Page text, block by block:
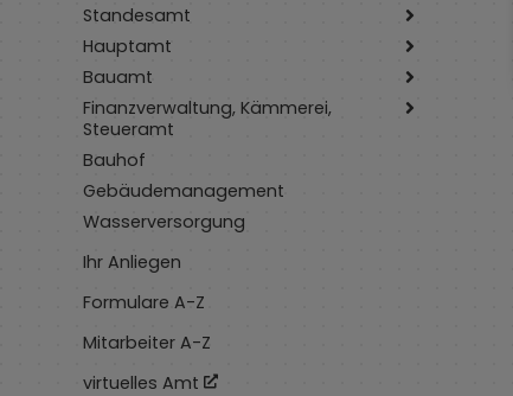
Standesamt
Hauptamt
Bauamt
Finanzverwaltung, Kämmerei,
Steueramt
Bauhof
Gebäudemanagement
Wasserversorgung
Ihr Anliegen
Formulare A-Z
Mitarbeiter A-Z
virtuelles Amt